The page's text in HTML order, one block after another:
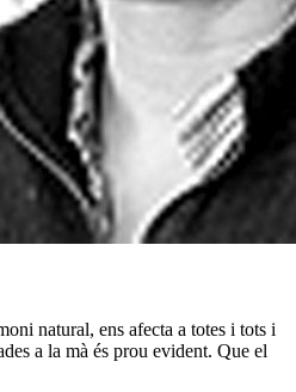
natural, ens afecta a totes i tots i
a la mà és prou evident. Que el